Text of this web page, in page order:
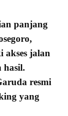
panjang
akses jalan
hasil.
resmi
yang